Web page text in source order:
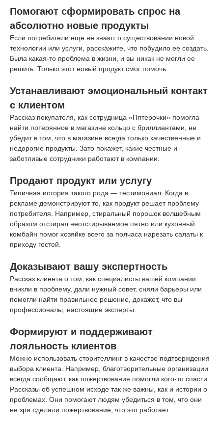
Помогают сформировать спрос на
абсолютно новые продукты
Если потребители еще не знают о существовании новой
технологии или услуги, расскажите, что побудило ее создать.
Была какая-то проблема в жизни, и вы никак не могли ее
решить. Только этот новый продукт смог помочь.
Устанавливают эмоциональный контакт
с клиентом
Рассказ покупателя, как сотрудница «Пятерочки» помогла
найти потерянное в магазине кольцо с бриллиантами, не
убедит в том, что в магазине всегда только качественные и
недорогие продукты. Зато покажет, какие честные и
заботливые сотрудники работают в компании.
Продают продукт или услугу
Типичная история такого рода — тестимониал. Когда в
рекламе демонстрируют то, как продукт решает проблему
потребителя. Например, стиральный порошок волшебным
образом отстирал неотстирываемое пятно или кухонный
комбайн помог хозяйке всего за полчаса нарезать салаты к
приходу гостей.
Доказывают вашу экспертность
Рассказ клиента о том, как специалисты вашей компании
вникли в проблему, дали нужный совет, сняли барьеры или
помогли найти правильное решение, докажет, что вы
профессионалы, настоящие эксперты.
Формируют и поддерживают
лояльность клиентов
Можно использовать сторителлинг в качестве подтверждения
выбора клиента. Например, благотворительные организации
всегда сообщают, как пожертвования помогли кого-то спасти.
Рассказы об успешном исходе так же важны, как и истории о
проблемах. Они помогают людям убедиться в том, что они
не зря сделали пожертвование, что это работает.